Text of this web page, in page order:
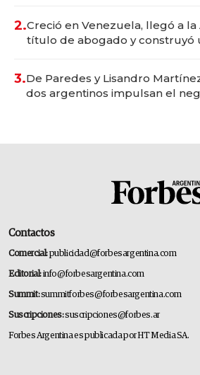
2.Creció en Venezuela, llegó a
título de abogado y construyó
3.De Paredes y Lisandro
dos argentinos impulsan el
Contactos
Comercial:publicidad@forbesargentina.com
Editorial:info@forbesargentina.com
Summit:summitforbes@forbesargentina.com
Suscripciones:suscripciones@forbes.ar
Forbes Argentina es publicada por HT Media SA.